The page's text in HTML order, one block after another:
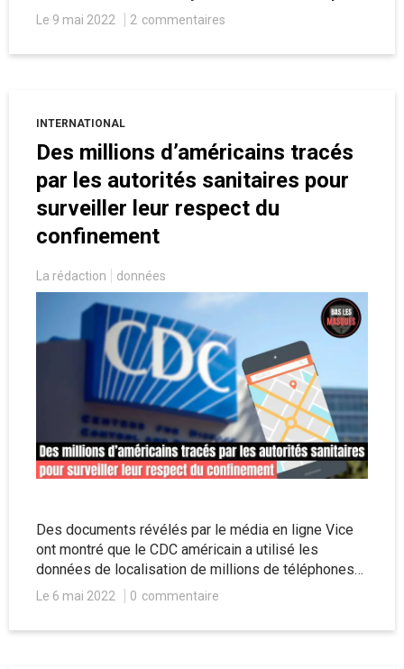
les élites européennes de se parer de vertus
qu’elles sont loin d’incarner.
Le 9 mai 2022 2 commentaires
INTERNATIONAL
Des millions d’américains tracés
par les autorités sanitaires pour
surveiller leur respect du
confinement
La rédaction données
Des documents révélés par le média en ligne Vice
ont montré que le CDC américain a utilisé les
données de localisation de millions de téléphones
pour mesurer le respect des restrictions sanitaire…
et que celui-ci prévoyait d’utiliser ces données à
d’autres fins que celle de l’épidémie de Covid-19.
Le 6 mai 2022 0 commentaire